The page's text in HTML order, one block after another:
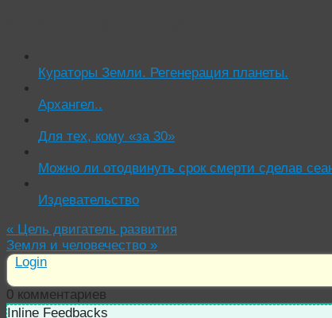
Кураторы Земли. Регенерация планеты.
Архангел..
Для тех, кому «за 30»
Можно ли отодвинуть срок смерти сделав
Издевательство
« Цель двигатель развития
Земля и человечество »
Login
0 комментариев
Inline Feedbacks